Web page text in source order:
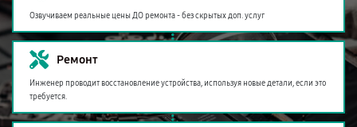
Озвучиваем реальные цены ДО ремонта - без скрытых доп. услуг
Ремонт
Инженер проводит восстановление устройства, используя новые детали, если это
требуется.